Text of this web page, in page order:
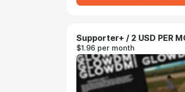
Supporter+ / 2 USD PER
$1.96 per month